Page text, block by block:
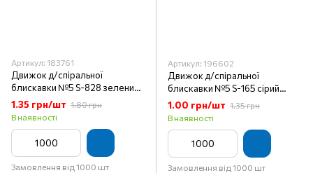
Артикул: 183761
Движок д/спіральної
блискавки №5 S-828 зелений
гірчичный N-2-
1.35 грн/шт 1.80 грн
В наявності
Замовлення від 1000 шт
Артикул: 196602
Движок д/спіральної
блискавки №5 S-165 сірий
світлий A/L ZIP
1.00 грн/шт 1.35 грн
В наявності
Замовлення від 1000 шт